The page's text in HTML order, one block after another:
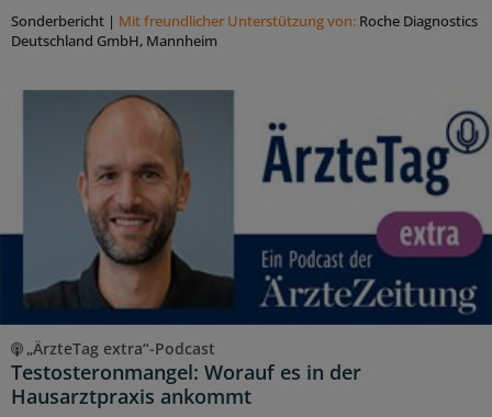
Sonderbericht | Mit freundlicher Unterstützung von: Roche Diagnostics
Deutschland GmbH, Mannheim
„ÄrzteTag extra“-Podcast
Testosteronmangel: Worauf es in der
Hausarztpraxis ankommt